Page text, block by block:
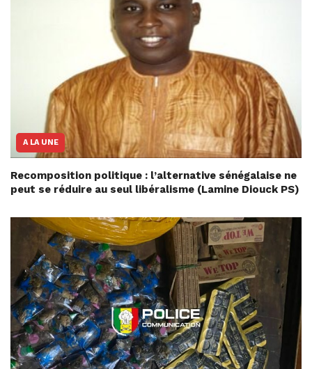
A LA UNE
Recomposition politique : l’alternative sénégalaise ne
peut se réduire au seul libéralisme (Lamine Diouck PS)